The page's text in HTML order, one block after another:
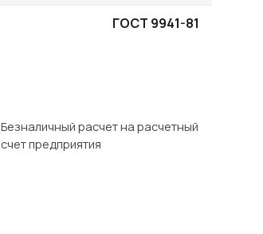
ГОСТ 9941-81
Безналичный расчет на расчетный
счет предприятия